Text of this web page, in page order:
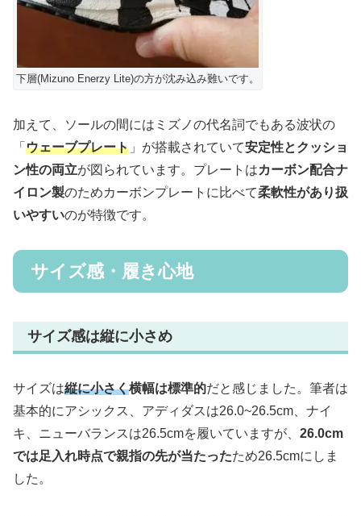
下層(Mizuno Enerzy Lite)の方が沈み込み難いです。
加えて、ソールの間にはミズノの代名詞でもある波状の
「 ウェーブプレート 」が搭載されていて安定性とクッショ
ン性の両立が図られています。プレートはカーボン配合ナ
イロン製のためカーボンプレートに比べて柔軟性があり扱
いやすいのが特徴です。
サイズ感・履き心地
サイズ感は縦に小さめ
サイズは縦に小さく横幅は標準的だと感じました。筆者は
基本的にアシックス、アディダスは26.0~26.5cm、ナイ
キ、ニューバランスは26.5cmを履いていますが、 26.0cm
では足入れ時点で親指の先が当たったため26.5cmにしま
した。